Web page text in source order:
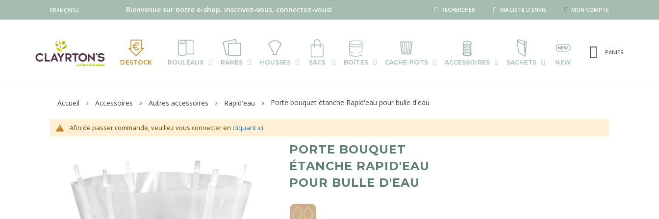
Langue
FRANÇAIS Bienvenue sur notre e-shop, inscrivez-vous, connectez-vous! RECHERCHER MA LISTE D'ENVIE MON COMPTE
DESTOCK ROULEAUX RAMES HOUSSES SACS BOÎTES CACHE-POTS ACCESSOIRES SACHETS NEW
PANIER
Accueil Accessoires Autres accessoires Rapid'eau Porte bouquet étanche Rapid'eau pour bulle d'eau
Afin de passer commande, veuillez vous connecter en cliquant ici
beginning
images
PORTE BOUQUET
ÉTANCHE RAPID'EAU
POUR BULLE D'EAU